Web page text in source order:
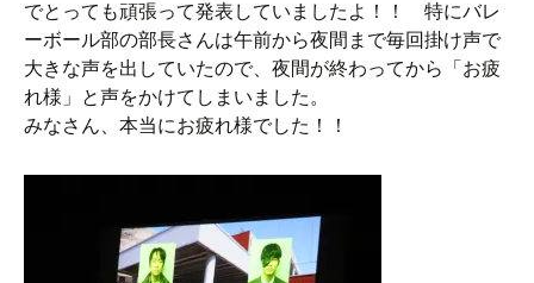
でとっても頑張って発表していましたよ！！ 特にバレ
ーボール部の部長さんは午前から夜間まで毎回掛け声で
大きな声を出していたので、夜間が終わってから「お疲
れ様」と声をかけてしまいました。
みなさん、本当にお疲れ様でした！！